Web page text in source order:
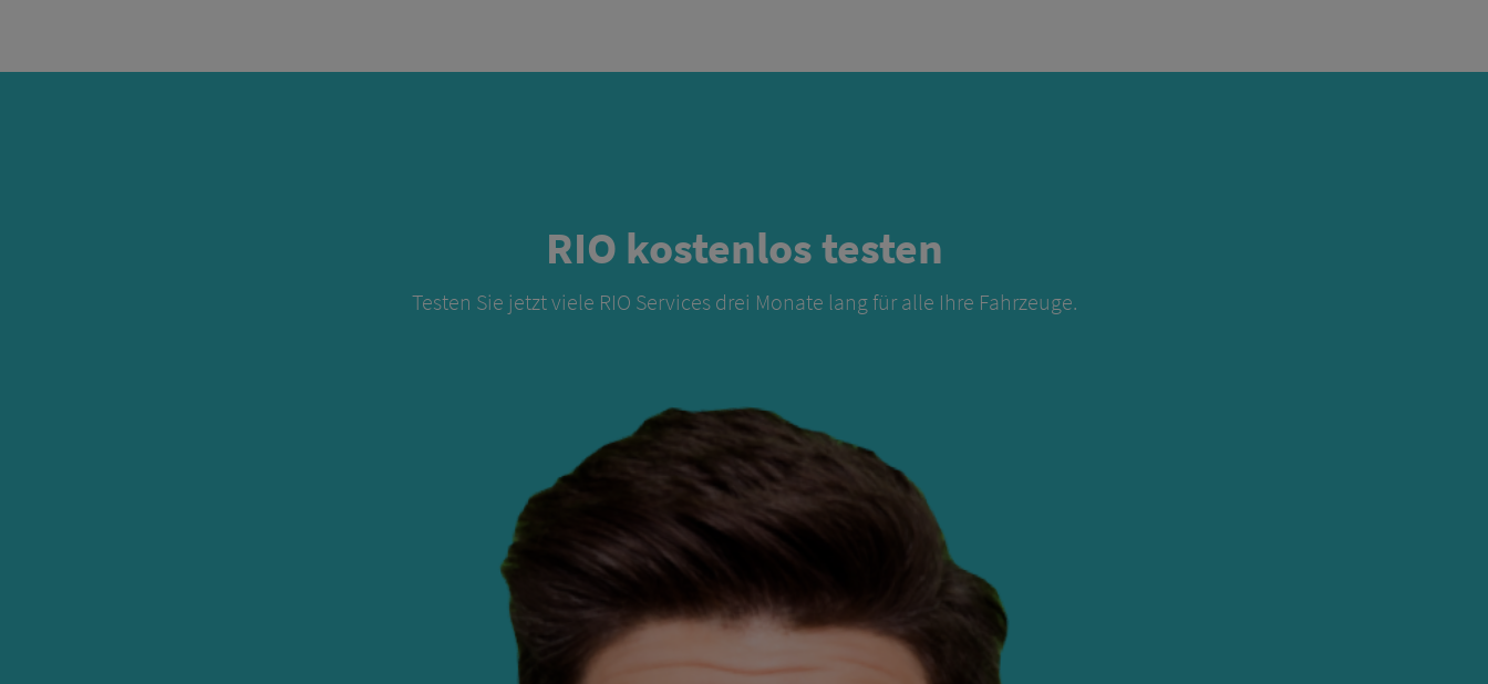
RIO kostenlos testen
Testen Sie jetzt viele RIO Services drei Monate lang für alle Ihre Fahrzeuge.